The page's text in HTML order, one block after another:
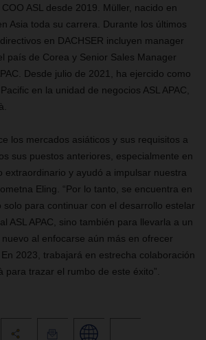
ASL desde 2019. Müller, nacido en
Asia toda su carrera. Durante los últimos
en DACHSER incluyen manager
país de Corea y Senior Sales Manager
Desde julio de 2021, ha ejercido como
en la unidad de negocios ASL APAC,
los mercados asiáticos y sus requisitos a
sus puestos anteriores, especialmente en
extraordinario y ayudó a impulsar nuestra
Eling. “Por lo tanto, se encuentra en
solo para continuar con el desarrollo estelar
ASL APAC, sino también para llevarla a un
al enfocarse aún más en ofrecer
2023, trabajará en estrecha colaboración
para trazar el rumbo de este éxito”.